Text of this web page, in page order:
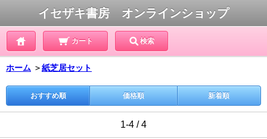
イセザキ書房 オンラインショップ
カート 検索
ホーム ＞紙芝居セット
おすすめ順 価格順 新着順
1-4 / 4